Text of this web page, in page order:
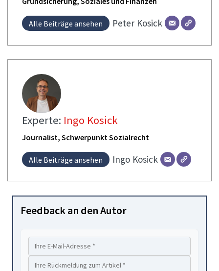
Alle Beiträge ansehen Peter Kosick
Experte: Ingo Kosick
Journalist, Schwerpunkt Sozialrecht
Alle Beiträge ansehen Ingo Kosick
Feedback an den Autor